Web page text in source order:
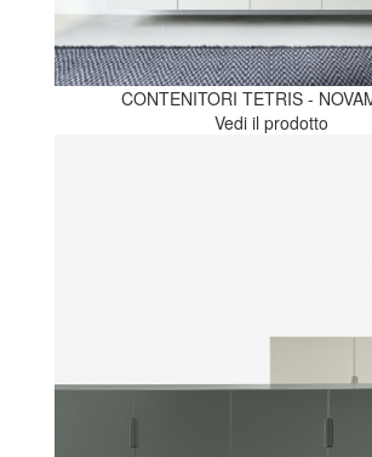
CONTENITORI TETRIS -
Vedi il prodotto